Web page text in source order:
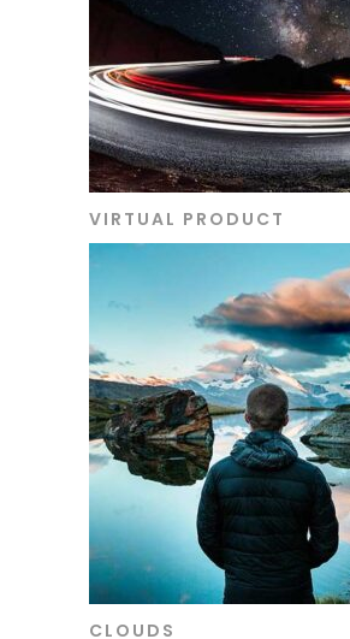
ADD TO CART
VIRTUAL PRODUCT
CLOUDS